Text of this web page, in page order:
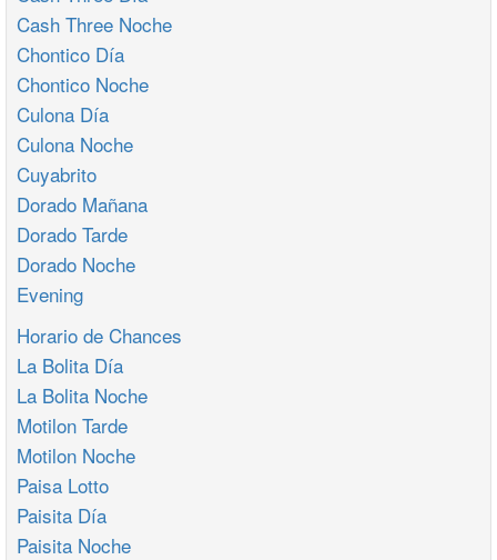
Cash Three Noche
Chontico Día
Chontico Noche
Culona Día
Culona Noche
Cuyabrito
Dorado Mañana
Dorado Tarde
Dorado Noche
Evening
Horario de Chances
La Bolita Día
La Bolita Noche
Motilon Tarde
Motilon Noche
Paisa Lotto
Paisita Día
Paisita Noche